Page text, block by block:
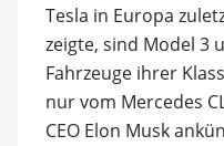
Tesla in Europa
zeigte, sind Model 3
Fahrzeuge ihrer
nur vom Mercedes
CEO Elon Musk